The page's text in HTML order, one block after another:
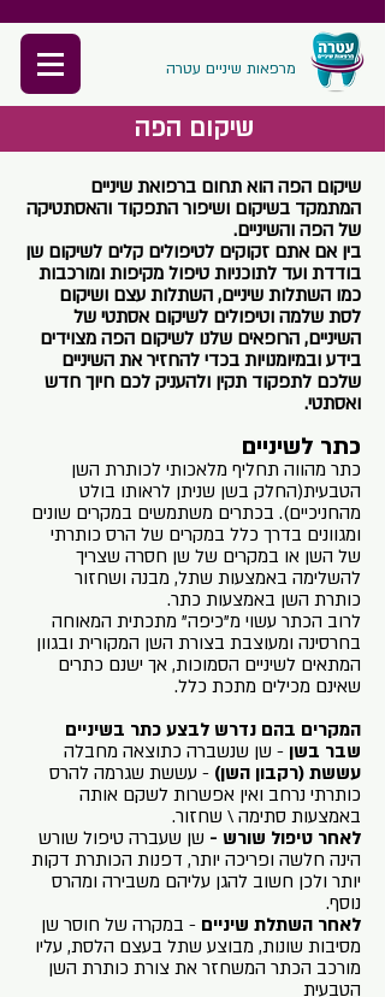
מרפאות שיניים עטרה
שיקום הפה
שיקום הפה הוא תחום ברפואת שיניים
המתמקד בשיקום ושיפור התפקוד והאסתטיקה
של הפה והשיניים.
בין אם אתם זקוקים לטיפולים קלים לשיקום שן
בודדת ועד לתוכניות טיפול מקיפות ומורכבות
כמו השתלות שיניים, השתלות עצם ושיקום
לסת שלמה וטיפולים לשיקום אסתטי של
השיניים, הרופאים שלנו לשיקום הפה מצוידים
בידע ובמיומנויות בכדי להחזיר את השיניים
שלכם לתפקוד תקין ולהעניק לכם חיוך חדש
ואסתטי.
כתר לשיניים
כתר מהווה תחליף מלאכותי לכותרת השן
הטבעית(החלק בשן שניתן לראותו בולט
מהחניכיים). בכתרים משתמשים במקרים שונים
ומגוונים בדרך כלל במקרים של הרס כותרתי
של השן או במקרים של שן חסרה שצריך
להשלימה באמצעות שתל, מבנה ושחזור
כותרת השן באמצעות כתר.
לרוב הכתר עשוי מ"כיפה" מתכתית המאוחה
בחרסינה ומעוצבת בצורת השן המקורית ובגוון
המתאים לשיניים הסמוכות, אך ישנם כתרים
שאינם מכילים מתכת כלל.
המקרים בהם נדרש לבצע כתר בשיניים
שבר בשן - שן שנשברה כתוצאה מחבלה
עששת (רקבון השן) - עששת שגרמה להרס
כותרתי נרחב ואין אפשרות לשקם אותה
באמצעות סתימה \ שחזור.
לאחר טיפול שורש - שן שעברה טיפול שורש
הינה חלשה ופריכה יותר, דפנות הכותרת דקות
יותר ולכן חשוב להגן עליהם משבירה ומהרס
נוסף.
לאחר השתלת שיניים - במקרה של חוסר שן
מסיבות שונות, מבוצע שתל בעצם הלסת, עליו
מורכב הכתר המשחזר את צורת כותרת השן
הטבעית